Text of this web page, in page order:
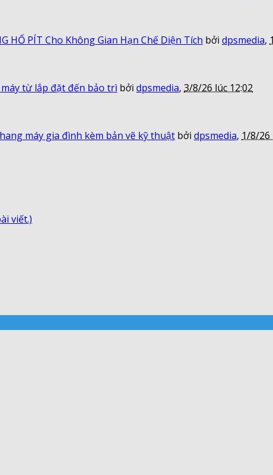
HỐ PÍT Cho Không Gian Hạn Chế Diện Tích bởi dpsmedia,
từ lắp đặt đến bảo trì bởi dpsmedia, 3/8/26 lúc 12:02
máy gia đình kèm bản vẽ kỹ thuật bởi dpsmedia, 1/8/26
viết.)